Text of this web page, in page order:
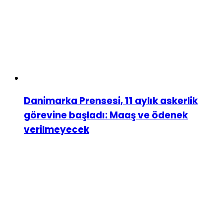
Danimarka Prensesi, 11 aylık askerlik
görevine başladı: Maaş ve ödenek
verilmeyecek